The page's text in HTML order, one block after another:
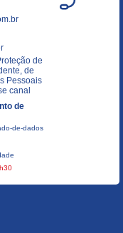
de
de
Pessoais
canal
de
de-dados